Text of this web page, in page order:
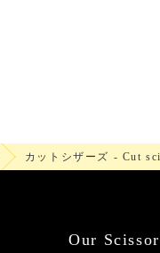
カットシザーズ - Cut
Our